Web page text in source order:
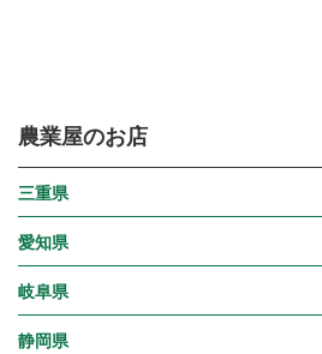
農業屋のお店
三重県
愛知県
岐阜県
静岡県